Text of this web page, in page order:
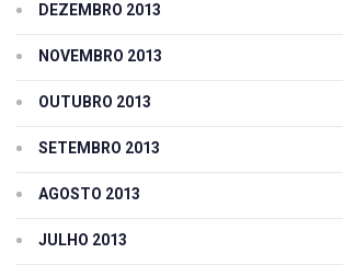
DEZEMBRO 2013
NOVEMBRO 2013
OUTUBRO 2013
SETEMBRO 2013
AGOSTO 2013
JULHO 2013